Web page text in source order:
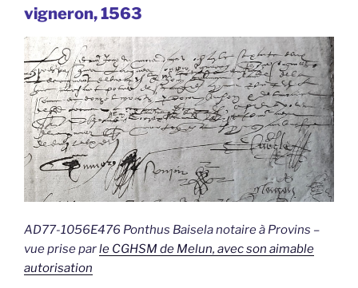
vigneron, 1563
AD77-1056E476 Ponthus Baisela notaire à Provins –
vue prise parle CGHSM de Melun, avec son aimable
autorisation